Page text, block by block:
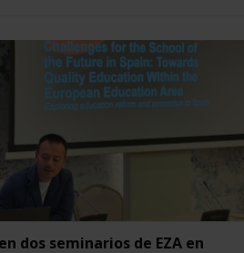
dos seminarios de EZA en